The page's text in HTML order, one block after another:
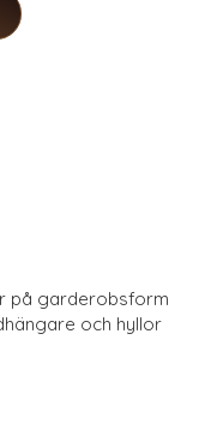
på garderobsform
och hyllor